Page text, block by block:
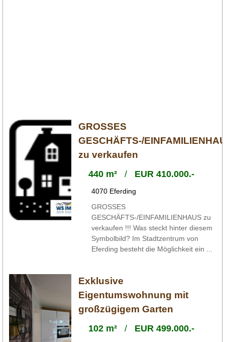
GROSSES
GESCHÄFTS-/
zu verkaufen
440 m²/ EUR 410.000.-
4070 Eferding
GROSSES
GESCHÄFTS-/EINFAMILIENHAUS zu
verkaufen !!! Was steckt hinter diesem
Symbolbild? Im Stadtzentrum von
Eferding besteht die Möglichkeit ein ...
Exklusive
Eigentumswohnung mit
großzügigem Garten
102 m²/ EUR 499.000.-